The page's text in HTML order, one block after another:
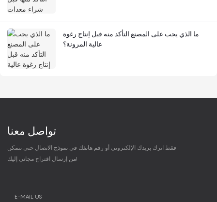
ما الذي يجب على المصنع التأكد منه قبل إنتاج رغوة
عالية المرونة؟
تواصل معنا
فقط اترك بريدك الإلكتروني أو رقم هاتفك في نموذج الاتصال حتى نتمكن
من إرسال اقتراح مجاني إليك!
E-MAIL US